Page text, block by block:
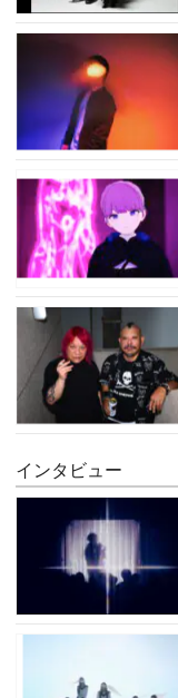
インタビュー